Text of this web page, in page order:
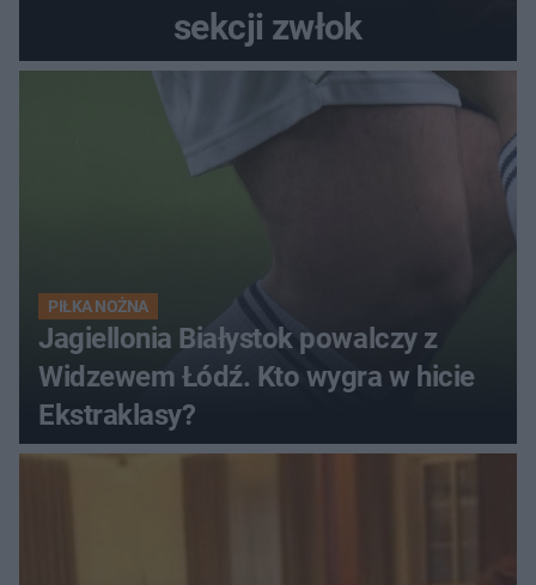
sekcji zwłok
PIŁKA NOŻNA
Jagiellonia Białystok powalczy z
Widzewem Łódź. Kto wygra w hicie
Ekstraklasy?